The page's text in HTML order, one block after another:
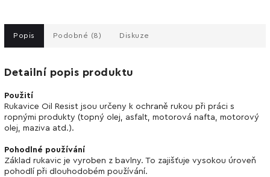
Popis Podobné (8) Diskuze
Detailní popis produktu
Použití
Rukavice Oil Resist jsou určeny k ochraně rukou při práci s
ropnými produkty (topný olej, asfalt, motorová nafta, motorový
olej, maziva atd.).
Pohodlné používání
Základ rukavic je vyroben z bavlny. To zajišťuje vysokou úroveň
pohodlí při dlouhodobém používání.